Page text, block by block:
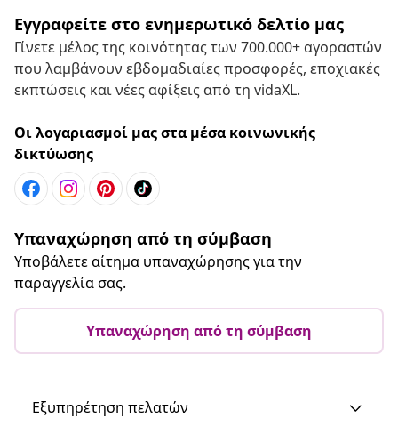
Εγγραφείτε στο ενημερωτικό δελτίο μας
Γίνετε μέλος της κοινότητας των 700.000+ αγοραστών
που λαμβάνουν εβδομαδιαίες προσφορές, εποχιακές
εκπτώσεις και νέες αφίξεις από τη vidaXL.
Οι λογαριασμοί μας στα μέσα κοινωνικής
δικτύωσης
Υπαναχώρηση από τη σύμβαση
Υποβάλετε αίτημα υπαναχώρησης για την
παραγγελία σας.
Υπαναχώρηση από τη σύμβαση
Εξυπηρέτηση πελατών